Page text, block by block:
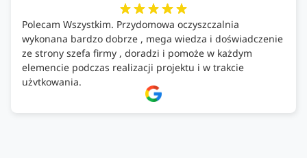
Polecam Wszystkim. Przydomowa oczyszczalnia
wykonana bardzo dobrze , mega wiedza i doświadczenie
ze strony szefa firmy , doradzi i pomoże w każdym
elemencie podczas realizacji projektu i w trakcie
użytkowania.
Firma godna zaufania. Tak trzymać!